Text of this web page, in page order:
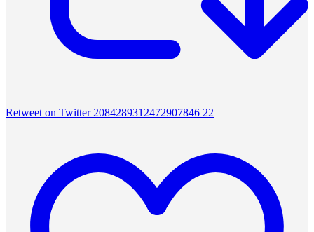
Retweet on Twitter 2084289312472907846 22